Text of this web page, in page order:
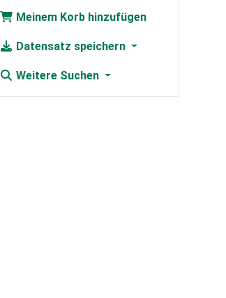
Meinem Korb hinzufügen
Datensatz speichern
Weitere Suchen